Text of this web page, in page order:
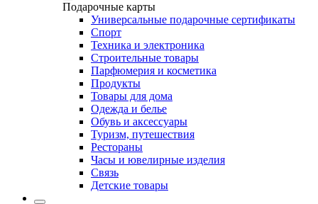
Подарочные карты
Универсальные подарочные сертификаты
Спорт
Техника и электроника
Строительные товары
Парфюмерия и косметика
Продукты
Товары для дома
Одежда и белье
Обувь и аксессуары
Туризм, путешествия
Рестораны
Часы и ювелирные изделия
Связь
Детские товары